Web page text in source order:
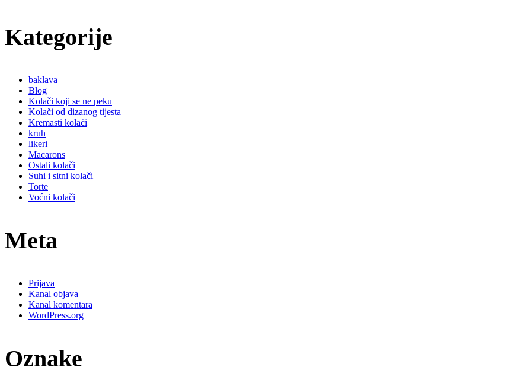
Kategorije
baklava
Blog
Kolači koji se ne peku
Kolači od dizanog tijesta
Kremasti kolači
kruh
likeri
Macarons
Ostali kolači
Suhi i sitni kolači
Torte
Voćni kolači
Meta
Prijava
Kanal objava
Kanal komentara
WordPress.org
Oznake